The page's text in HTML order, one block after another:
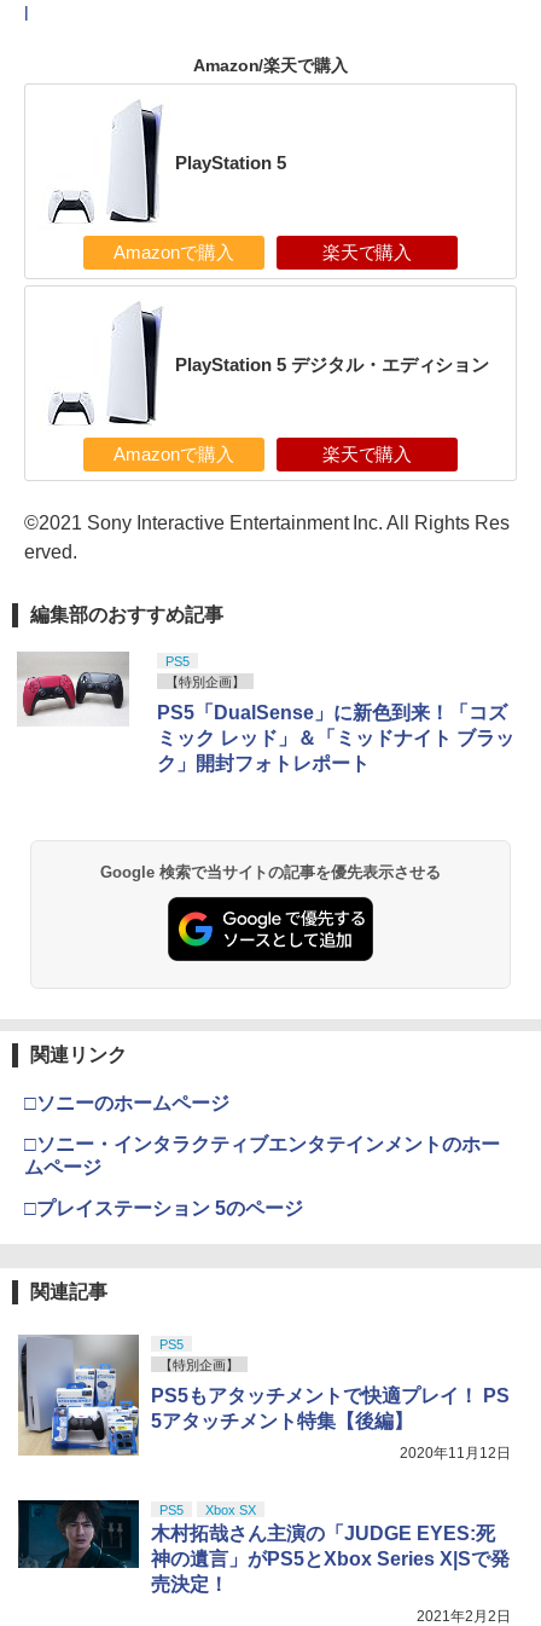
Amazon/楽天で購入
PlayStation 5
Amazonで購入 楽天で購入
PlayStation 5 デジタル・エディション
Amazonで購入 楽天で購入
©2021 Sony Interactive Entertainment Inc. All Rights Res
erved.
編集部のおすすめ記事
PS5
【特別企画】
PS5「DualSense」に新色到来！「コズ
ミック レッド」＆「ミッドナイト ブラッ
ク」開封フォトレポート
Google 検索で当サイトの記事を優先表示させる
関連リンク
□ソニーのホームページ
□ソニー・インタラクティブエンタテインメントのホー
ムページ
□プレイステーション 5のページ
関連記事
PS5
【特別企画】
PS5もアタッチメントで快適プレイ！ PS
5アタッチメント特集【後編】
2020年11月12日
PS5 Xbox SX
木村拓哉さん主演の「JUDGE EYES:死
神の遺言」がPS5とXbox Series X|Sで発
売決定！
2021年2月2日